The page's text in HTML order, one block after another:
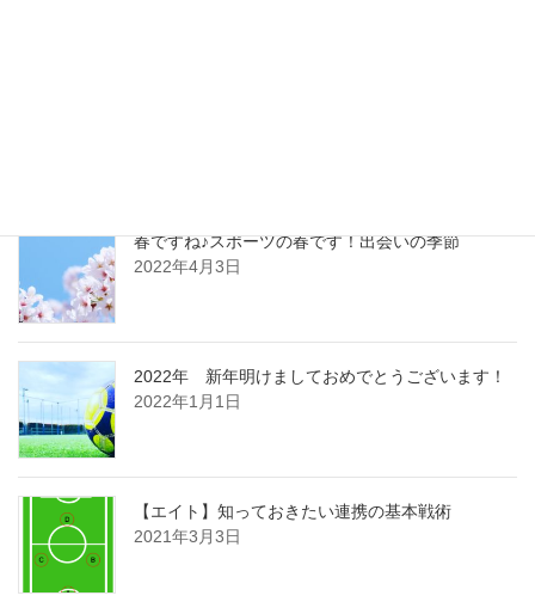
春ですね♪スポーツの春です！出会いの季節
2022年4月3日
2022年 新年明けましておめでとうございます！
2022年1月1日
【エイト】知っておきたい連携の基本戦術
2021年3月3日